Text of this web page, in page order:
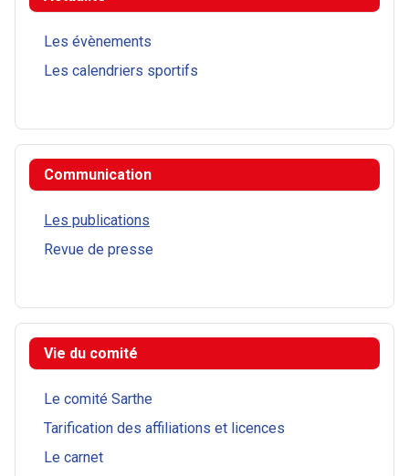
Les évènements
Les calendriers sportifs
Communication
Les publications
Revue de presse
Vie du comité
Le comité Sarthe
Tarification des affiliations et licences
Le carnet